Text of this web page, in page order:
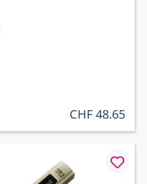
regulärer preis:
CHF 48.65